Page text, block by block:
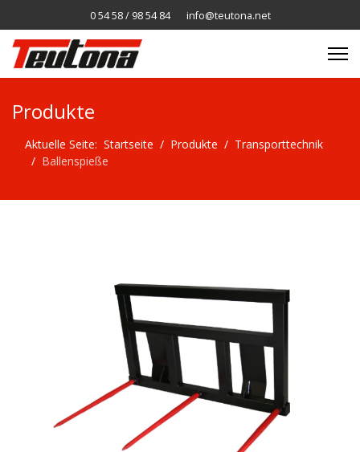
0 54 58 / 98 54 84 info@teutona.net
Produkte
Aktuelle Seite: Startseite Produkte
Transporttechnik
Ballenspieße